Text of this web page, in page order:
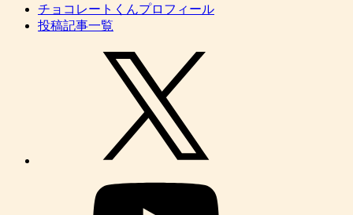
チョコレートくんプロフィール
投稿記事一覧